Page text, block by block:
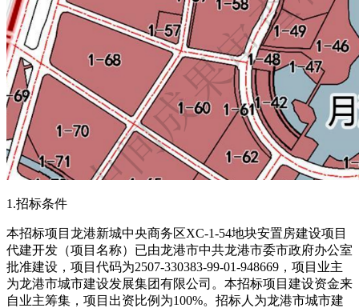
1.招标条件
本招标项目龙港新城中央商务区XC-1-54地块安置房建设项目
代建开发（项目名称）已由龙港市中共龙港市委市政府办公室
批准建设，项目代码为2507-330383-99-01-948669，项目业主
为龙港市城市建设发展集团有限公司。本招标项目建设资金来
自业主筹集，项目出资比例为100%。招标人为龙港市城市建